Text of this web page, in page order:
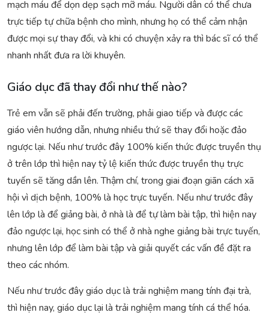
mạch máu để dọn dẹp sạch mỡ máu. Người dân có thể chưa
trực tiếp tự chữa bệnh cho mình, nhưng họ có thể cảm nhận
được mọi sự thay đổi, và khi có chuyện xảy ra thì bác sĩ có thể
nhanh nhất đưa ra lời khuyên.
Giáo dục đã thay đổi như thế nào?
Trẻ em vẫn sẽ phải đến trường, phải giao tiếp và được các
giáo viên hướng dẫn, nhưng nhiều thứ sẽ thay đổi hoặc đảo
ngược lại. Nếu như trước đây 100% kiến thức được truyền thụ
ở trên lớp thì hiện nay tỷ lệ kiến thức được truyền thụ trực
tuyến sẽ tăng dần lên. Thậm chí, trong giai đoạn giãn cách xã
hội vì dịch bệnh, 100% là học trực tuyến. Nếu như trước đây
lên lớp là để giảng bài, ở nhà là để tự làm bài tập, thì hiện nay
đảo ngược lại, học sinh có thể ở nhà nghe giảng bài trực tuyến,
nhưng lên lớp để làm bài tập và giải quyết các vấn đề đặt ra
theo các nhóm.
Nếu như trước đây giáo dục là trải nghiệm mang tính đại trà,
thì hiện nay, giáo dục lại là trải nghiệm mang tính cá thể hóa.